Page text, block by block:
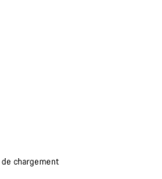
chargement